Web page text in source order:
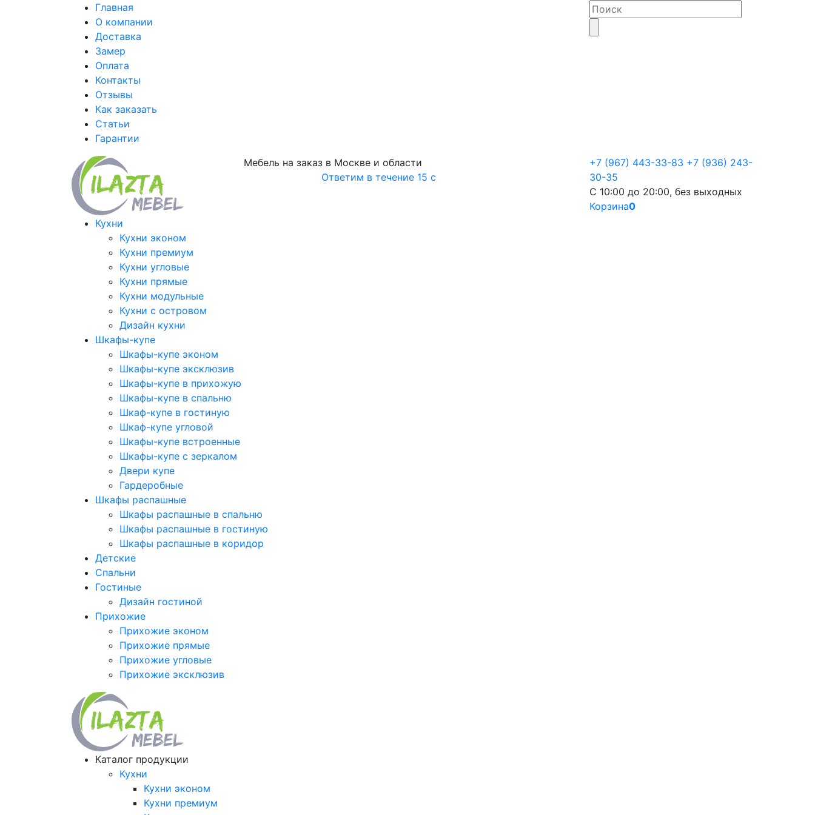
Главная
О компании
Доставка
Замер
Оплата
Контакты
Отзывы
Как заказать
Статьи
Гарантии
Мебель на заказ в Москве и области
Ответим в течение 15 с
+7 (967) 443-33-83 +7 (936) 243-
30-35
С 10:00 до 20:00, без выходных
Корзина0
Кухни
Кухни эконом
Кухни премиум
Кухни угловые
Кухни прямые
Кухни модульные
Кухни с островом
Дизайн кухни
Шкафы-купе
Шкафы-купе эконом
Шкафы-купе эксклюзив
Шкафы-купе в прихожую
Шкафы-купе в спальню
Шкаф-купе в гостиную
Шкаф-купе угловой
Шкафы-купе встроенные
Шкафы-купе с зеркалом
Двери купе
Гардеробные
Шкафы распашные
Шкафы распашные в спальню
Шкафы распашные в гостиную
Шкафы распашные в коридор
Детские
Спальни
Гостиные
Дизайн гостиной
Прихожие
Прихожие эконом
Прихожие прямые
Прихожие угловые
Прихожие эксклюзив
Каталог продукции
Кухни
Кухни эконом
Кухни премиум